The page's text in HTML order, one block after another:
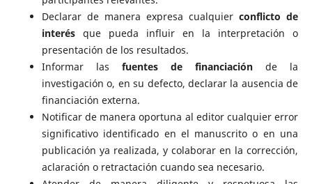
Declarar de manera expresa cualquierconflicto de
interésque pueda influir en la interpretación o
presentación de los resultados.
Informar las fuentes de financiación de la
investigación o, en su defecto, declarar la ausencia de
financiación externa.
Notificar de manera oportuna al editor cualquier error
significativo identificado en el manuscrito o en una
publicación ya realizada, y colaborar en la corrección,
aclaración o retractación cuando sea necesario.